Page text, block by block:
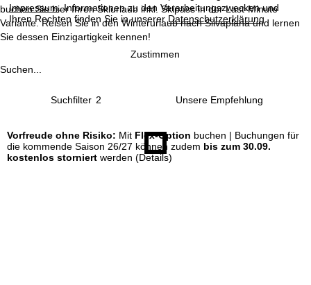
Impressum. Informationen zu den Verarbeitungszwecken und
Ihren Rechten finden Sie in unserer Datenschutzerklärung .
Zustimmen
t
s
e
e
buchen Sie hier Ihren Skiurlaub inkl. Skipass in der Last-Minute
Variante. Reisen Sie in den Winterurlaub nach Silvaplana und lernen
Sie dessen Einzigartigkeit kennen!
Suchen...
Suchfilter 2
Vorfreude ohne Risiko: Mit Flex-Option buchen | Buchungen für
die kommende Saison 26/27 können zudem bis zum 30.09.
kostenlos storniert werden (Details)